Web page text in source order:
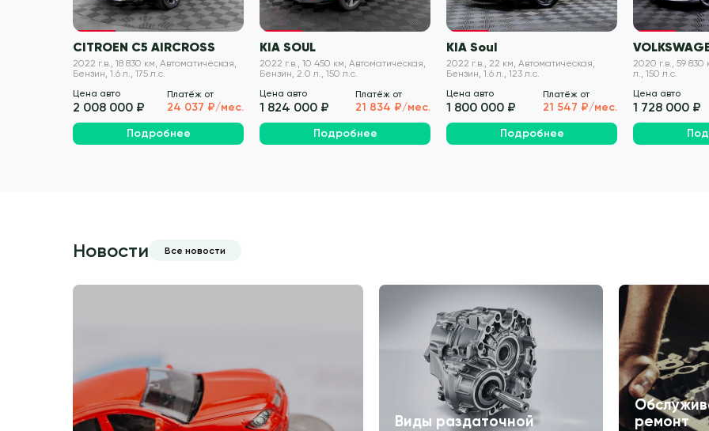
VIN проверен
CITROEN C5 AIRCROSS
2022 г.в., 18 830 км, Автоматическая,
Бензин, 1.6 л., 175 л.с.
Цена авто
2 008 000 ₽
Платёж от
24 037 ₽/мес.
Подробнее
VIN проверен
KIA SOUL
2022 г.в., 10 450 км, Автоматическая,
Бензин, 2.0 л., 150 л.с.
Цена авто
1 824 000 ₽
Платёж от
21 834 ₽/мес.
Подробнее
VIN проверен
KIA Soul
2022 г.в., 22 км, Автоматическая,
Бензин, 1.6 л., 123 л.с.
Цена авто
1 800 000 ₽
Платёж от
21 547 ₽/мес.
Подробнее
2020 г.в., 59 830
л., 150 л.с.
Цена авто
1 728 000 ₽
Новости Все новости
Виды раздаточной
ремонт